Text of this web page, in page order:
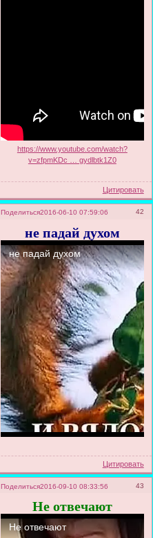
https://www.youtube.com/watch?
v=zfpmKDc … gydlbtk1Z0
Цитировать
Поделиться 42
2016-06-10 07:59:06
не падай духом
Цитировать
Поделиться 43
2016-09-10 08:33:56
Не отвечают